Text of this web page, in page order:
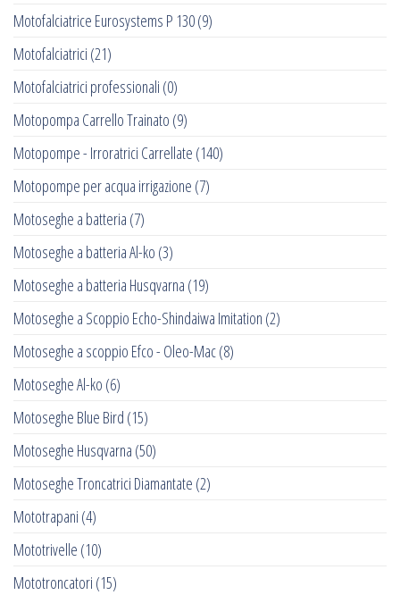
Motofalciatrice Eurosystems P 130(9)
Motofalciatrici (21)
Motofalciatrici professionali (0)
Motopompa Carrello Trainato (9)
Motopompe - Irroratrici Carrellate (140)
Motopompe per acqua irrigazione (7)
Motoseghe a batteria (7)
Motoseghe a batteria Al-ko (3)
Motoseghe a batteria Husqvarna (19)
Motoseghe a Scoppio Echo-Shindaiwa Imitation (2)
Motoseghe a scoppio Efco - Oleo-Mac(8)
Motoseghe Al-ko (6)
Motoseghe Blue Bird (15)
Motoseghe Husqvarna (50)
Motoseghe Troncatrici Diamantate (2)
Mototrapani (4)
Mototrivelle (10)
Mototroncatori (15)